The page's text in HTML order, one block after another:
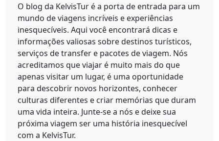
O blog da KelvisTur é a porta de entrada para um
mundo de viagens incríveis e experiências
inesquecíveis. Aqui você encontrará dicas e
informações valiosas sobre destinos turísticos,
serviços de transfer e pacotes de viagem. Nós
acreditamos que viajar é muito mais do que
apenas visitar um lugar, é uma oportunidade
para descobrir novos horizontes, conhecer
culturas diferentes e criar memórias que duram
uma vida inteira. Junte-se a nós e deixe sua
próxima viagem ser uma história inesquecível
com a KelvisTur.